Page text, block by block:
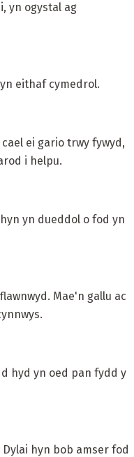
yn ogystal ag
eithaf cymedrol.
ei gario trwy fywyd,
i helpu.
yn dueddol o fod yn
Mae'n gallu ac
hyd yn oed pan fydd y
hyn bob amser fod